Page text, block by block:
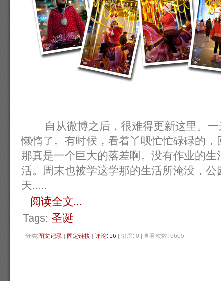
自从微博之后，很难得更新这里。一
懒惰了。有时候，看着丫呗忙忙碌碌的
那真是一个巨大的落差啊。没有作业的
活。周末也被学这学那的生活所淹没，
天.....
阅读全文...
Tags: 圣诞
分类:图文记录 固定链接 评论: 16 | 引用: 0 | 查看次数: 6605